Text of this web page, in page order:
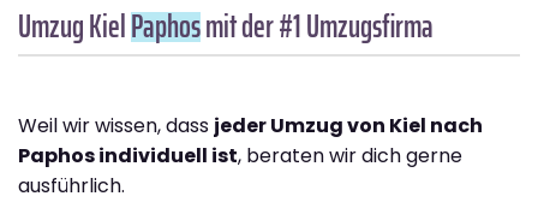
Umzug KielPaphosmit der #1 Umzugsfirma
Weil wir wissen, dass jeder Umzug von Kiel nach
Paphos individuell ist, beraten wir dich gerne
ausführlich.